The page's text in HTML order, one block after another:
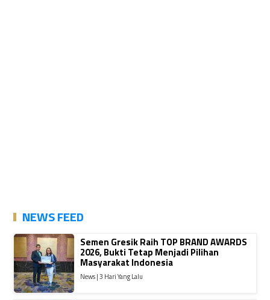
NEWS FEED
Semen Gresik Raih TOP BRAND AWARDS
2026, Bukti Tetap Menjadi Pilihan
Masyarakat Indonesia
News | 3 Hari Yang Lalu